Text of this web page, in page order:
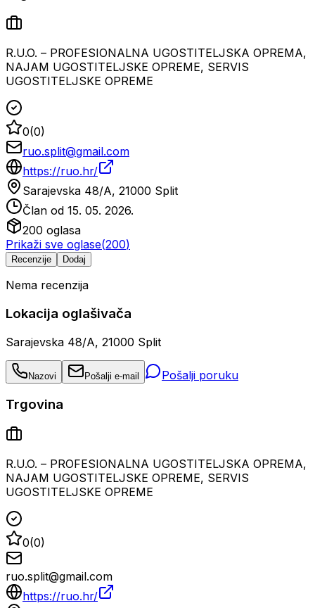
R.U.O. – PROFESIONALNA UGOSTITELJSKA OPREMA,
NAJAM UGOSTITELJSKE OPREME, SERVIS
UGOSTITELJSKE OPREME
0(0)
ruo.split@gmail.com
https://ruo.hr/
Sarajevska 48/A, 21000 Split
Član od 15. 05. 2026.
200 oglasa
Prikaži sve oglase(200)
Recenzije Dodaj
Nema recenzija
Lokacija oglašivača
Sarajevska 48/A, 21000 Split
Nazovi Pošalji e-mail Pošalji poruku
Trgovina
R.U.O. – PROFESIONALNA UGOSTITELJSKA OPREMA,
NAJAM UGOSTITELJSKE OPREME, SERVIS
UGOSTITELJSKE OPREME
0(0)
ruo.split@gmail.com
https://ruo.hr/